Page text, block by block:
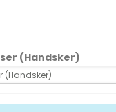
(Handsker)
(Handsker)